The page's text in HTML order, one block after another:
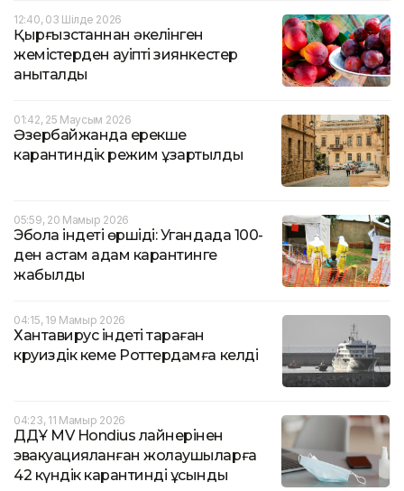
12:40, 03 Шілде 2026
Қырғызстаннан әкелінген
жемістерден қауіпті зиянкестер
анықталды
01:42, 25 Маусым 2026
Әзербайжанда ерекше
карантиндік режим ұзартылды
05:59, 20 Мамыр 2026
Эбола індеті өршіді: Угандада 100-
ден астам адам карантинге
жабылды
04:15, 19 Мамыр 2026
Хантавирус індеті тараған
круиздік кеме Роттердамға келді
04:23, 11 Мамыр 2026
ДДҰ MV Hondius лайнерінен
эвакуацияланған жолаушыларға
42 күндік карантинді ұсынды